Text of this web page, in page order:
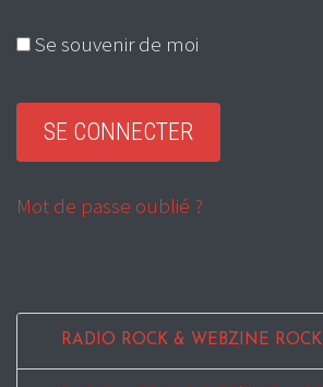
Se souvenir de moi
Mot de passe oublié ?
RADIO ROCK & WEBZINE ROCK